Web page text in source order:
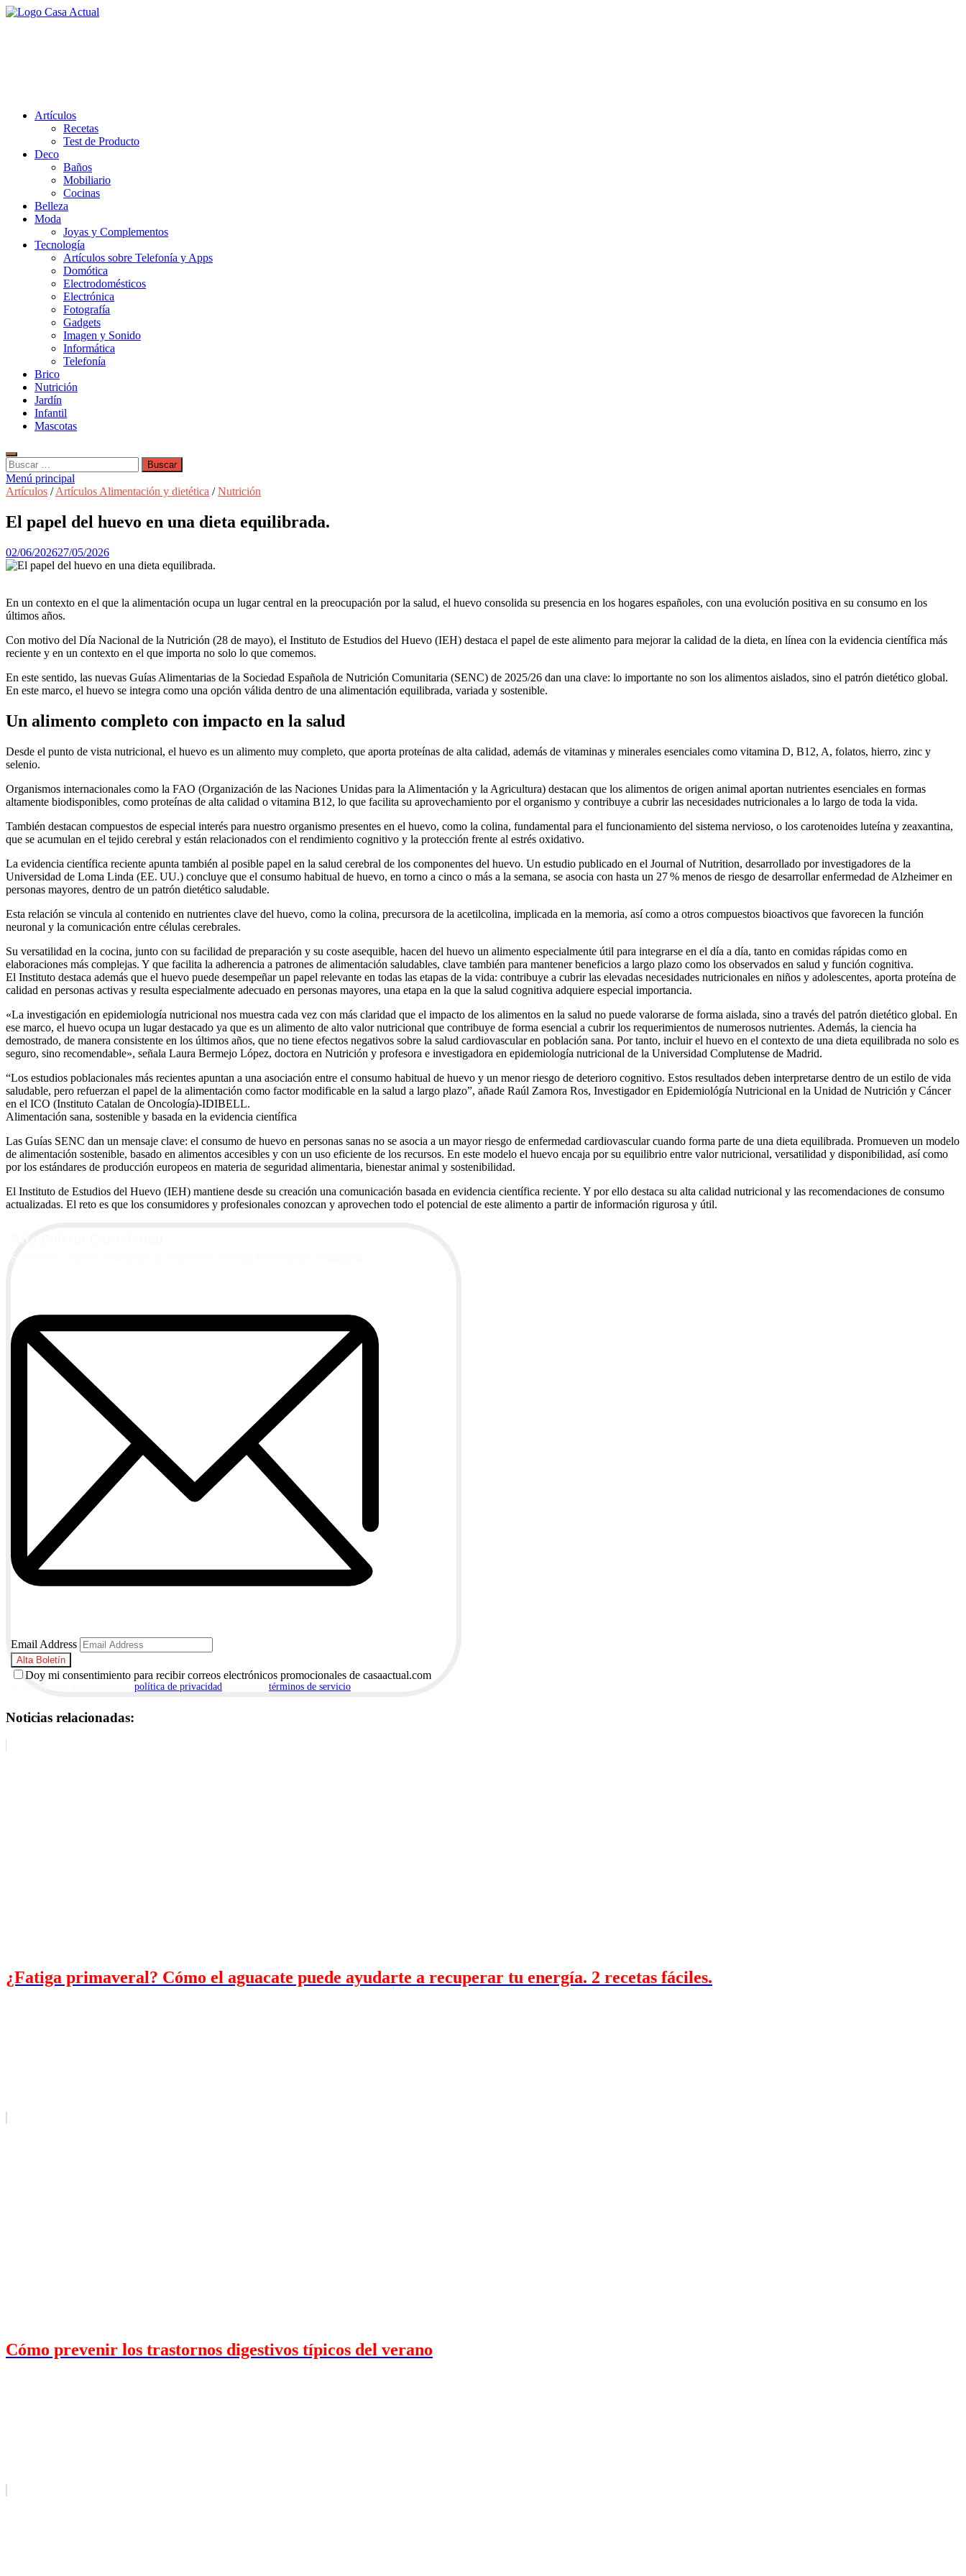
Saltar
Artículos
Recetas
Test de Producto
Deco
Baños
Mobiliario
Cocinas
Belleza
Moda
Joyas y Complementos
Tecnología
Artículos sobre Telefonía y Apps
Domótica
Electrodomésticos
Electrónica
Fotografía
Gadgets
Imagen y Sonido
Informática
Telefonía
Brico
Nutrición
Jardín
Infantil
Mascotas
Buscar:
Menú principal
Artículos /Artículos Alimentación y dietética /Nutrición
El papel del huevo en una dieta equilibrada.
02/06/202627/05/2026
En un contexto en el que la alimentación ocupa un lugar central en la preocupación por la salud, el huevo consolida su presencia en los hogares españoles, con una evolución positiva en su consumo en los
últimos años.
Con motivo del Día Nacional de la Nutrición (28 de mayo), el Instituto de Estudios del Huevo (IEH) destaca el papel de este alimento para mejorar la calidad de la dieta, en línea con la evidencia científica más
reciente y en un contexto en el que importa no solo lo que comemos.
En este sentido, las nuevas Guías Alimentarias de la Sociedad Española de Nutrición Comunitaria (SENC) de 2025/26 dan una clave: lo importante no son los alimentos aislados, sino el patrón dietético global.
En este marco, el huevo se integra como una opción válida dentro de una alimentación equilibrada, variada y sostenible.
Un alimento completo con impacto en la salud
Desde el punto de vista nutricional, el huevo es un alimento muy completo, que aporta proteínas de alta calidad, además de vitaminas y minerales esenciales como vitamina D, B12, A, folatos, hierro, zinc y
selenio.
Organismos internacionales como la FAO (Organización de las Naciones Unidas para la Alimentación y la Agricultura) destacan que los alimentos de origen animal aportan nutrientes esenciales en formas
altamente biodisponibles, como proteínas de alta calidad o vitamina B12, lo que facilita su aprovechamiento por el organismo y contribuye a cubrir las necesidades nutricionales a lo largo de toda la vida.
También destacan compuestos de especial interés para nuestro organismo presentes en el huevo, como la colina, fundamental para el funcionamiento del sistema nervioso, o los carotenoides luteína y zeaxantina,
que se acumulan en el tejido cerebral y están relacionados con el rendimiento cognitivo y la protección frente al estrés oxidativo.
La evidencia científica reciente apunta también al posible papel en la salud cerebral de los componentes del huevo. Un estudio publicado en el Journal of Nutrition, desarrollado por investigadores de la
Universidad de Loma Linda (EE. UU.) concluye que el consumo habitual de huevo, en torno a cinco o más a la semana, se asocia con hasta un 27 % menos de riesgo de desarrollar enfermedad de Alzheimer en
personas mayores, dentro de un patrón dietético saludable.
Esta relación se vincula al contenido en nutrientes clave del huevo, como la colina, precursora de la acetilcolina, implicada en la memoria, así como a otros compuestos bioactivos que favorecen la función
neuronal y la comunicación entre células cerebrales.
Su versatilidad en la cocina, junto con su facilidad de preparación y su coste asequible, hacen del huevo un alimento especialmente útil para integrarse en el día a día, tanto en comidas rápidas como en
elaboraciones más complejas. Y que facilita la adherencia a patrones de alimentación saludables, clave también para mantener beneficios a largo plazo como los observados en salud y función cognitiva.
El Instituto destaca además que el huevo puede desempeñar un papel relevante en todas las etapas de la vida: contribuye a cubrir las elevadas necesidades nutricionales en niños y adolescentes, aporta proteína de
calidad en personas activas y resulta especialmente adecuado en personas mayores, una etapa en la que la salud cognitiva adquiere especial importancia.
«La investigación en epidemiología nutricional nos muestra cada vez con más claridad que el impacto de los alimentos en la salud no puede valorarse de forma aislada, sino a través del patrón dietético global. En
ese marco, el huevo ocupa un lugar destacado ya que es un alimento de alto valor nutricional que contribuye de forma esencial a cubrir los requerimientos de numerosos nutrientes. Además, la ciencia ha
demostrado, de manera consistente en los últimos años, que no tiene efectos negativos sobre la salud cardiovascular en población sana. Por tanto, incluir el huevo en el contexto de una dieta equilibrada no solo es
seguro, sino recomendable», señala Laura Bermejo López, doctora en Nutrición y profesora e investigadora en epidemiología nutricional de la Universidad Complutense de Madrid.
“Los estudios poblacionales más recientes apuntan a una asociación entre el consumo habitual de huevo y un menor riesgo de deterioro cognitivo. Estos resultados deben interpretarse dentro de un estilo de vida
saludable, pero refuerzan el papel de la alimentación como factor modificable en la salud a largo plazo”, añade Raúl Zamora Ros, Investigador en Epidemiológía Nutricional en la Unidad de Nutrición y Cáncer
en el ICO (Instituto Catalan de Oncología)-IDIBELL.
Alimentación sana, sostenible y basada en la evidencia científica
Las Guías SENC dan un mensaje clave: el consumo de huevo en personas sanas no se asocia a un mayor riesgo de enfermedad cardiovascular cuando forma parte de una dieta equilibrada. Promueven un modelo
de alimentación sostenible, basado en alimentos accesibles y con un uso eficiente de los recursos. En este modelo el huevo encaja por su equilibrio entre valor nutricional, versatilidad y disponibilidad, así como
por los estándares de producción europeos en materia de seguridad alimentaria, bienestar animal y sostenibilidad.
El Instituto de Estudios del Huevo (IEH) mantiene desde su creación una comunicación basada en evidencia científica reciente. Y por ello destaca su alta calidad nutricional y las recomendaciones de consumo
actualizadas. El reto es que los consumidores y profesionales conozcan y aprovechen todo el potencial de este alimento a partir de información rigurosa y útil.
Email Address
Doy mi consentimiento para recibir correos electrónicos promocionales de casaactual.com
política de privacidad términos de servicio
Noticias relacionadas:
¿Fatiga primaveral? Cómo el aguacate puede ayudarte a recuperar tu energía. 2 recetas fáciles.
Cómo prevenir los trastornos digestivos típicos del verano